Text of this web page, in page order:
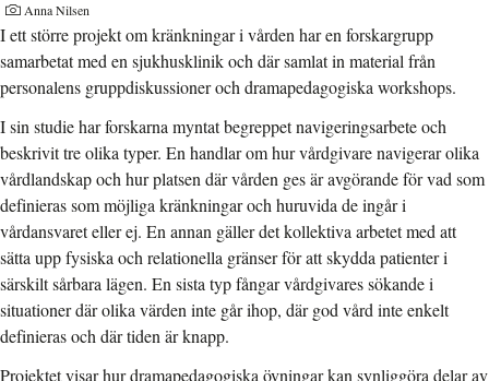
Anna Nilsen
I ett större projekt om kränkningar i vården har en forskargrupp
samarbetat med en sjukhusklinik och där samlat in material från
personalens gruppdiskussioner och dramapedagogiska workshops.
I sin studie har forskarna myntat begreppet navigeringsarbete och
beskrivit tre olika typer. En handlar om hur vårdgivare navigerar olika
vårdlandskap och hur platsen där vården ges är avgörande för vad som
definieras som möjliga kränkningar och huruvida de ingår i
vårdansvaret eller ej. En annan gäller det kollektiva arbetet med att
sätta upp fysiska och relationella gränser för att skydda patienter i
särskilt sårbara lägen. En sista typ fångar vårdgivares sökande i
situationer där olika värden inte går ihop, där god vård inte enkelt
definieras och där tiden är knapp.
Projektet visar hur dramapedagogiska övningar kan synliggöra delar av